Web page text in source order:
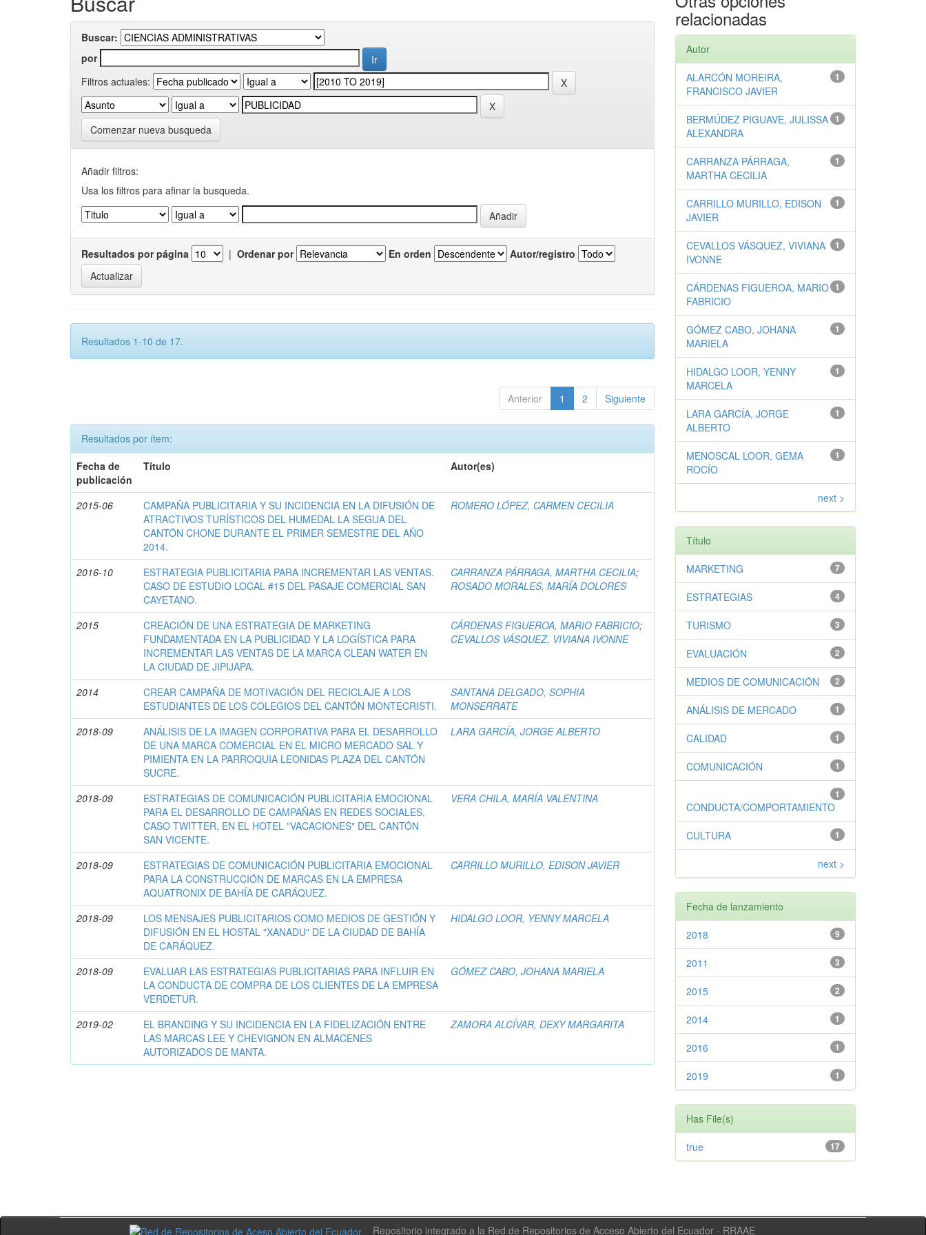
Buscar:
por
Filtros actuales:
Comenzar nueva busqueda
Añadir filtros:
Usa los filtros para afinar la busqueda.
Resultados por página | Ordenar por En orden Autor/registro
Resultados 1-10 de 17.
Anterior 1 2 Siguiente
Resultados por ítem:
Fecha de
publicación
Título Autor(es)
2015-06
CAMPAÑA PUBLICITARIA Y SU INCIDENCIA EN LA DIFUSIÓN DE
ATRACTIVOS TURÍSTICOS DEL HUMEDAL LA SEGUA DEL
CANTÓN CHONE DURANTE EL PRIMER SEMESTRE DEL AÑO
2014.
ROMERO LÓPEZ, CARMEN CECILIA
2016-10
ESTRATEGIA PUBLICITARIA PARA INCREMENTAR LAS VENTAS.
CASO DE ESTUDIO LOCAL #15 DEL PASAJE COMERCIAL SAN
CAYETANO.
CARRANZA PÁRRAGA, MARTHA CECILIA;
ROSADO MORALES, MARÍA DOLORES
2015
CREACIÓN DE UNA ESTRATEGIA DE MARKETING
FUNDAMENTADA EN LA PUBLICIDAD Y LA LOGÍSTICA PARA
INCREMENTAR LAS VENTAS DE LA MARCA CLEAN WATER EN
LA CIUDAD DE JIPIJAPA.
CÁRDENAS FIGUEROA, MARIO FABRICIO;
CEVALLOS VÁSQUEZ, VIVIANA IVONNE
2014
CREAR CAMPAÑA DE MOTIVACIÓN DEL RECICLAJE A LOS
ESTUDIANTES DE LOS COLEGIOS DEL CANTÓN MONTECRISTI.
SANTANA DELGADO, SOPHIA
MONSERRATE
2018-09
ANÁLISIS DE LA IMAGEN CORPORATIVA PARA EL DESARROLLO
DE UNA MARCA COMERCIAL EN EL MICRO MERCADO SAL Y
PIMIENTA EN LA PARROQUIA LEONIDAS PLAZA DEL CANTÓN
SUCRE.
LARA GARCÍA, JORGE ALBERTO
2018-09
ESTRATEGIAS DE COMUNICACIÓN PUBLICITARIA EMOCIONAL
PARA EL DESARROLLO DE CAMPAÑAS EN REDES SOCIALES,
CASO TWITTER, EN EL HOTEL "VACACIONES" DEL CANTÓN
SAN VICENTE.
VERA CHILA, MARÍA VALENTINA
2018-09
ESTRATEGIAS DE COMUNICACIÓN PUBLICITARIA EMOCIONAL
PARA LA CONSTRUCCIÓN DE MARCAS EN LA EMPRESA
AQUATRONIX DE BAHÍA DE CARÁQUEZ.
CARRILLO MURILLO, EDISON JAVIER
2018-09
LOS MENSAJES PUBLICITARIOS COMO MEDIOS DE GESTIÓN Y
DIFUSIÓN EN EL HOSTAL "XANADU" DE LA CIUDAD DE BAHÍA
DE CARÁQUEZ.
HIDALGO LOOR, YENNY MARCELA
2018-09
EVALUAR LAS ESTRATEGIAS PUBLICITARIAS PARA INFLUIR EN
LA CONDUCTA DE COMPRA DE LOS CLIENTES DE LA EMPRESA
VERDETUR.
GÓMEZ CABO, JOHANA MARIELA
2019-02
EL BRANDING Y SU INCIDENCIA EN LA FIDELIZACIÓN ENTRE
LAS MARCAS LEE Y CHEVIGNON EN ALMACENES
AUTORIZADOS DE MANTA.
ZAMORA ALCÍVAR, DEXY MARGARITA
relacionadas
Autor
1
ALARCÓN MOREIRA,
FRANCISCO JAVIER
1
BERMÚDEZ PIGUAVE, JULISSA
ALEXANDRA
1
CARRANZA PÁRRAGA,
MARTHA CECILIA
1
CARRILLO MURILLO, EDISON
JAVIER
1
CEVALLOS VÁSQUEZ, VIVIANA
IVONNE
1
CÁRDENAS FIGUEROA, MARIO
FABRICIO
1
GÓMEZ CABO, JOHANA
MARIELA
1
HIDALGO LOOR, YENNY
MARCELA
1
LARA GARCÍA, JORGE
ALBERTO
1
MENOSCAL LOOR, GEMA
ROCÍO
next >
Título
7
MARKETING
4
ESTRATEGIAS
3
TURISMO
2
EVALUACIÓN
2
MEDIOS DE COMUNICACIÓN
1
ANÁLISIS DE MERCADO
1
CALIDAD
1
COMUNICACIÓN
1
CONDUCTA/COMPORTAMIENTO
1
CULTURA
next >
Fecha de lanzamiento
9
2018
3
2011
2
2015
1
2014
1
2016
1
2019
Has File(s)
17
true
Repositorio integrado a la Red de Repositorios de Acceso Abierto del Ecuador - RRAAE